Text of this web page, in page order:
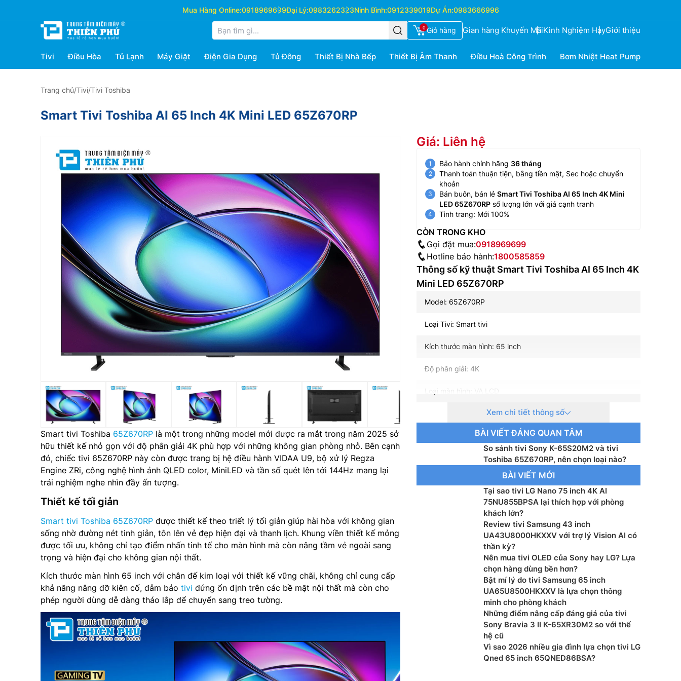
Mua Hàng Online:0918969699Đại Lý:0983262323Ninh Bình:0912339019Dự Án:0983666996
0 Giỏ hàng Gian hàng Khuyến MãiKinh Nghiệm HayGiới thiệu
Tivi Điều Hòa Tủ Lạnh Máy Giặt Điện Gia Dụng Tủ Đông Thiết Bị Nhà Bếp Thiết Bị Âm Thanh Điều Hoà Công Trình Bơm Nhiệt Heat Pump
Trang chủ/Tivi/Tivi Toshiba
Smart Tivi Toshiba AI 65 Inch 4K Mini LED 65Z670RP
Smart tivi Toshiba 65Z670RP là một trong những model mới được ra mắt trong năm 2025 sở
hữu thiết kế nhỏ gọn với độ phân giải 4K phù hợp với những không gian phòng nhỏ. Bên cạnh
đó, chiếc tivi 65Z670RP này còn được trang bị hệ điều hành VIDAA U9, bộ xử lý Regza
Engine ZRi, công nghệ hình ảnh QLED color, MiniLED và tần số quét lên tới 144Hz mang lại
trải nghiệm nghe nhìn đầy ấn tượng.
Thiết kế tối giản
Smart tivi Toshiba 65Z670RP được thiết kế theo triết lý tối giản giúp hài hòa với không gian
sống nhờ đường nét tinh giản, tôn lên vẻ đẹp hiện đại và thanh lịch. Khung viền thiết kế mỏng
được tối ưu, không chỉ tạo điểm nhấn tinh tế cho màn hình mà còn nâng tầm vẻ ngoài sang
trọng và hiện đại cho không gian nội thất.
Kích thước màn hình 65 inch với chân đế kim loại với thiết kế vững chãi, không chỉ cung cấp
khả năng nâng đỡ kiên cố, đảm bảo tivi đứng ổn định trên các bề mặt nội thất mà còn cho
phép người dùng dễ dàng tháo lắp để chuyển sang treo tường.
Giá: Liên hệ
Bảo hành chính hãng 36 tháng
Thanh toán thuận tiện, bằng tiền mặt, Sec hoặc chuyển
khoản
Bán buôn, bán lẻ Smart Tivi Toshiba AI 65 Inch 4K Mini
LED 65Z670RP số lượng lớn với giá cạnh tranh
Tình trang: Mới 100%
CÒN TRONG KHO
Gọi đặt mua:0918969699
Hotline bảo hành:1800585859
Thông số kỹ thuật Smart Tivi Toshiba AI 65 Inch 4K
Mini LED 65Z670RP
Model: 65Z670RP
Loại Tivi: Smart tivi
Kích thước màn hình: 65 inch
Độ phân giải: 4K
Loại màn hình: VA LCD
Loại đèn nền: Mini LED
Tần số quét: 144 Hz
Hệ điều hành – Giao diện: VIDAA U9
Bộ xử lý: AI Regza Engine ZRi Gen 3
Tổng công suất loa: 40 W
Công nghệ âm thanh: Dolby Atmos, 360 Surround Upscaling,
AI Natural Vocal Enhancer, REGZA Bass Woofer, Eilex
Tìm kiếm bằng giọng nói: Điều khiển giọng nói rảnh tay, Tìm
kiếm giọng nói qua remote, Tìm kiếm bằng giọng nói thông
qua ứng dụng VIDAA kết nối trên điện thoại
Điều khiển tivi bằng điện thoại: Có, Thông qua ứng dụng
VIDAA kết nối trên điện thoại
Chia sẻ màn hình: AirPlay 2 ,DLNA, Miracast, Content Sharing
Truyền thanh Kỹ thuật số: DVB-T2 (*VN: DVB-T2C)
Xem chi tiết thông số
BÀI VIẾT ĐÁNG QUAN TÂM
So sánh tivi Sony K-65S20M2 và tivi
Toshiba 65Z670RP, nên chọn loại nào?
BÀI VIẾT MỚI
Tại sao tivi LG Nano 75 inch 4K AI
75NU855BPSA lại thích hợp với phòng
khách lớn?
Review tivi Samsung 43 inch
UA43U8000HKXXV với trợ lý Vision AI có
thần kỳ?
Nên mua tivi OLED của Sony hay LG? Lựa
chọn hàng dùng bền hơn?
Bật mí lý do tivi Samsung 65 inch
UA65U8500HKXXV là lựa chọn thông
minh cho phòng khách
Những điểm nâng cấp đáng giá của tivi
Sony Bravia 3 II K-65XR30M2 so với thế
hệ cũ
Vì sao 2026 nhiều gia đình lựa chọn tivi LG
Qned 65 inch 65QNED86BSA?